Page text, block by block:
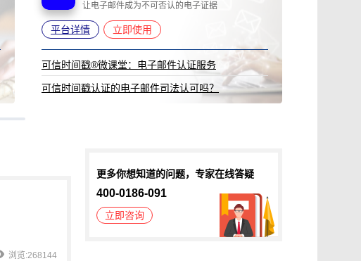
让电子邮件成为不可否认的电子证据
平台详情 立即使用
可信时间戳®微课堂：电子邮件认证服务
可信时间戳认证的电子邮件司法认可吗？
浏览:268144
更多你想知道的问题，专家在线答疑
400-0186-091
立即咨询